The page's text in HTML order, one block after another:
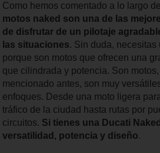
Como hemos comentado a lo largo
motos naked son una de las
de disfrutar de un pilotaje
las situaciones. Sin duda, necesitas
porque son motos que ofrecen una
que cilindrada y potencia. Son
mencionado antes, son muy
enfoques. Desde una moto ligera
tráfico de la ciudad hasta rutas por
circuitos. Si tienes una Ducati
versatilidad, potencia y diseño.